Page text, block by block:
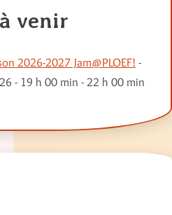
venir
2026-2027 Jam@PLOEF! -
- 19 h 00 min - 22 h 00 min